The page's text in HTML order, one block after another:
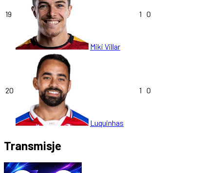
19
Miki Villar
1 0
20
Luquinhas
1 0
Transmisje